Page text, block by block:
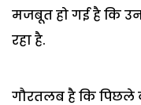
मजबूत हो गई है कि उन
रहा है.
गौरतलब है कि पिछले